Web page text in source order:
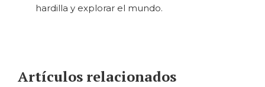
hardilla y explorar el mundo.
Artículos relacionados